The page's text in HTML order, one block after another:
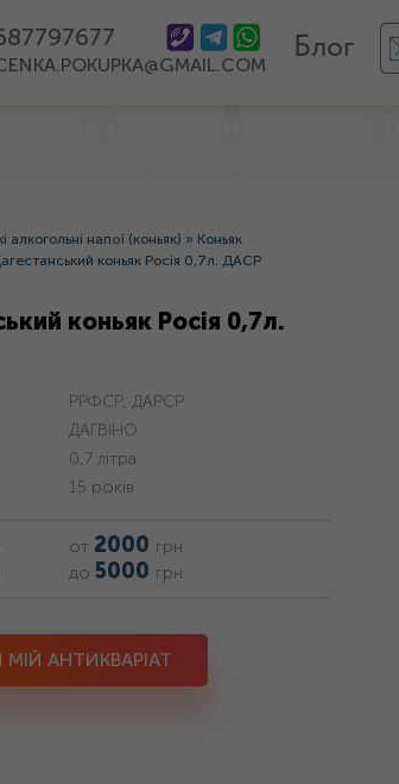
Блог
алкогольні напої (коньяк) » Коньяк
коньяк Росія 0,7л. ДАСР
коньяк Росія 0,7л.
РРФСР, ДАРСР
ДАГВІНО
0,7 літра
15 років
от 2000 грн
до5000 грн
АНТИКВАРІАТ